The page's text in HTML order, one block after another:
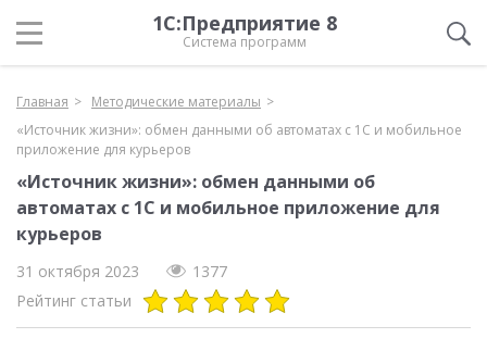
1С:Предприятие 8
Система программ
Главная
Методические материалы
«Источник жизни»: обмен данными об автоматах с 1С и мобильное
приложение для курьеров
«Источник жизни»: обмен данными об
автоматах с 1С и мобильное приложение для
курьеров
31 октября 2023
1377
Рейтинг статьи